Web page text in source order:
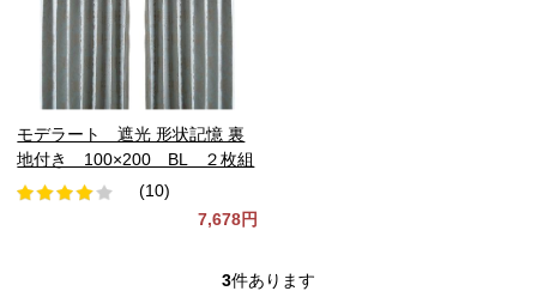
モデラート 遮光 形状記憶 裏
地付き 100×200 BL ２枚組
(10)
7,678円
3件あります